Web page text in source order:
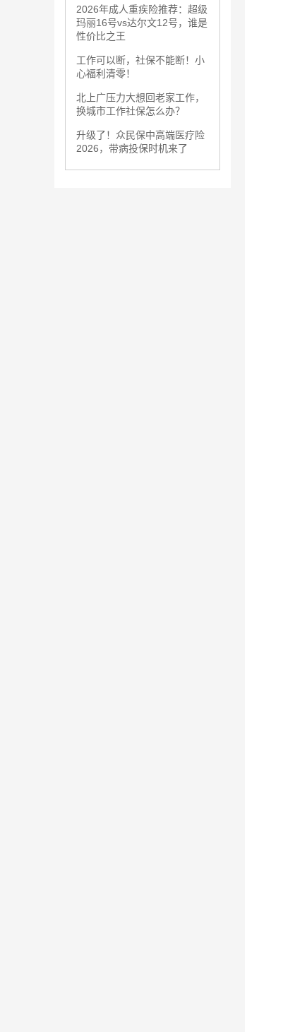
2026年成人重疾险推荐：超级
玛丽16号vs达尔文12号，谁是
性价比之王
工作可以断，社保不能断！小
心福利清零！
北上广压力大想回老家工作，
换城市工作社保怎么办？
升级了！众民保中高端医疗险
2026，带病投保时机来了